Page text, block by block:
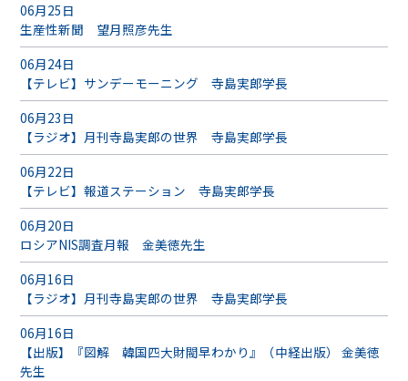
06月25日
生産性新聞 望月照彦先生
06月24日
【テレビ】サンデーモーニング 寺島実郎学長
06月23日
【ラジオ】月刊寺島実郎の世界 寺島実郎学長
06月22日
【テレビ】報道ステーション 寺島実郎学長
06月20日
ロシアNIS調査月報 金美徳先生
06月16日
【ラジオ】月刊寺島実郎の世界 寺島実郎学長
06月16日
【出版】『図解 韓国四大財閥早わかり』（中経出版） 金美徳
先生